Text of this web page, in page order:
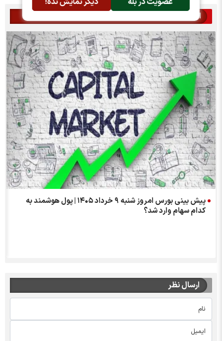
اخبار مرتبط
پیش بینی بورس امروز شنبه ۹ خرداد ۱۴۰۵ | پول هوشمند به
کدام سهام وارد شد؟
ارسال نظر